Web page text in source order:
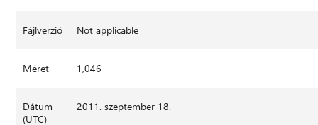
Fájlverzió Not applicable
Méret 1,046
Dátum
(UTC)
2011. szeptember 18.